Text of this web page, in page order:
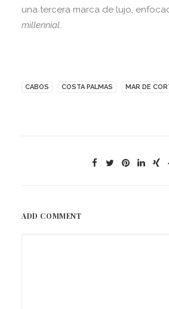
una tercera marca de lujo,
millennial.
CABOS COSTA PALMAS MAR DE
ADD COMMENT